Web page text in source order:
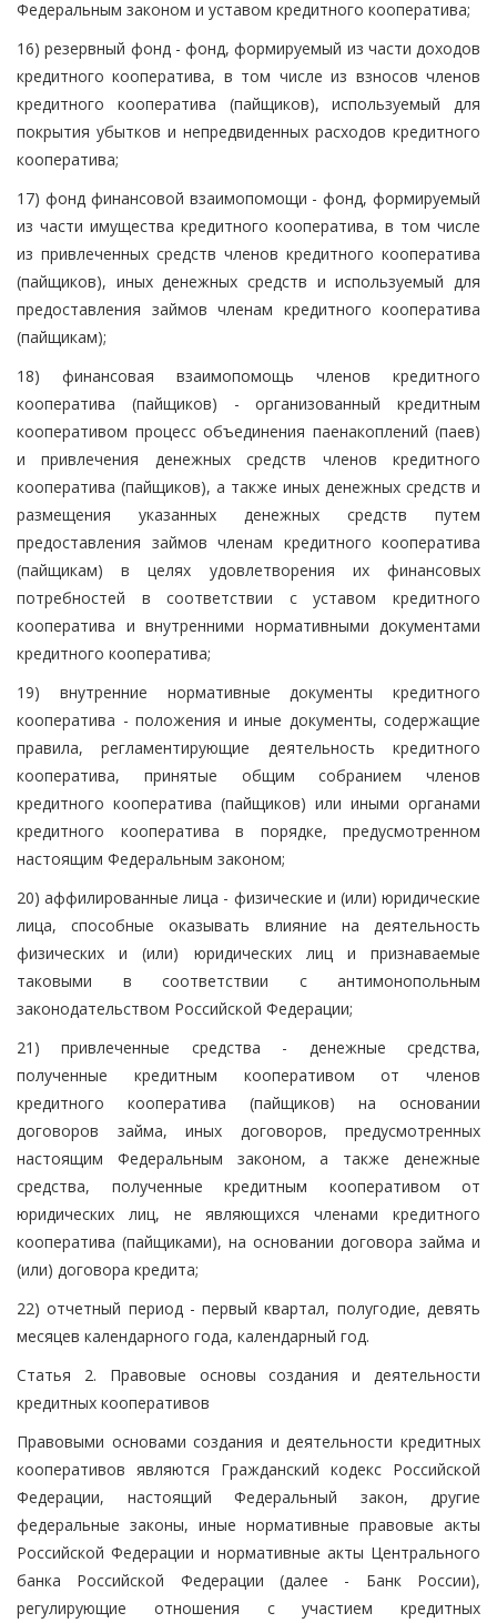
Федеральным законом и уставом кредитного кооператива;
16) резервный фонд - фонд, формируемый из части доходов
кредитного кооператива, в том числе из взносов членов
кредитного кооператива (пайщиков), используемый для
покрытия убытков и непредвиденных расходов кредитного
кооператива;
17) фонд финансовой взаимопомощи - фонд, формируемый
из части имущества кредитного кооператива, в том числе
из привлеченных средств членов кредитного кооператива
(пайщиков), иных денежных средств и используемый для
предоставления займов членам кредитного кооператива
(пайщикам);
18) финансовая взаимопомощь членов кредитного
кооператива (пайщиков) - организованный кредитным
кооперативом процесс объединения паенакоплений (паев)
и привлечения денежных средств членов кредитного
кооператива (пайщиков), а также иных денежных средств и
размещения указанных денежных средств путем
предоставления займов членам кредитного кооператива
(пайщикам) в целях удовлетворения их финансовых
потребностей в соответствии с уставом кредитного
кооператива и внутренними нормативными документами
кредитного кооператива;
19) внутренние нормативные документы кредитного
кооператива - положения и иные документы, содержащие
правила, регламентирующие деятельность кредитного
кооператива, принятые общим собранием членов
кредитного кооператива (пайщиков) или иными органами
кредитного кооператива в порядке, предусмотренном
настоящим Федеральным законом;
20) аффилированные лица - физические и (или) юридические
лица, способные оказывать влияние на деятельность
физических и (или) юридических лиц и признаваемые
таковыми в соответствии с антимонопольным
законодательством Российской Федерации;
21) привлеченные средства - денежные средства,
полученные кредитным кооперативом от членов
кредитного кооператива (пайщиков) на основании
договоров займа, иных договоров, предусмотренных
настоящим Федеральным законом, а также денежные
средства, полученные кредитным кооперативом от
юридических лиц, не являющихся членами кредитного
кооператива (пайщиками), на основании договора займа и
(или) договора кредита;
22) отчетный период - первый квартал, полугодие, девять
месяцев календарного года, календарный год.
Статья 2. Правовые основы создания и деятельности
кредитных кооперативов
Правовыми основами создания и деятельности кредитных
кооперативов являются Гражданский кодекс Российской
Федерации, настоящий Федеральный закон, другие
федеральные законы, иные нормативные правовые акты
Российской Федерации и нормативные акты Центрального
банка Российской Федерации (далее - Банк России),
регулирующие отношения с участием кредитных